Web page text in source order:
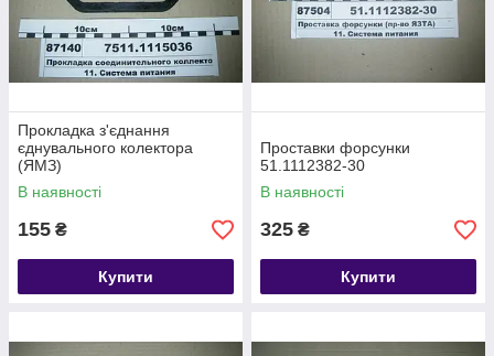
Прокладка з'єднання
єднувального колектора
(ЯМЗ)
В наявності
155 ₴
Купити
Проставки форсунки
51.1112382-30
В наявності
325 ₴
Купити